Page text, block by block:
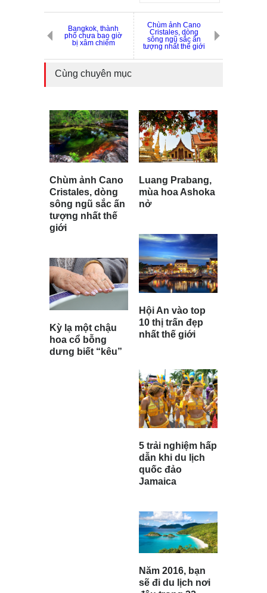
Bangkok, thành
phố chưa bao giờ
bị xâm chiếm
Chùm ảnh Cano
Cristales, dòng
sông ngũ sắc ấn
tượng nhất thế giới
Cùng chuyên mục
Chùm ảnh Cano
Cristales, dòng
sông ngũ sắc ấn
tượng nhất thế
giới
Kỳ lạ một chậu
hoa cổ bỗng
dưng biết “kêu”
Luang Prabang,
mùa hoa Ashoka
nở
Hội An vào top
10 thị trấn đẹp
nhất thế giới
5 trải nghiệm hấp
dẫn khi du lịch
quốc đảo
Jamaica
Năm 2016, bạn
sẽ đi du lịch nơi